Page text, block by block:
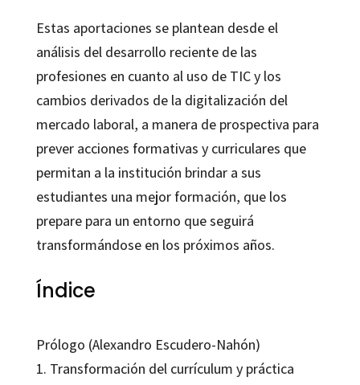
Estas aportaciones se plantean desde el
análisis del desarrollo reciente de las
profesiones en cuanto al uso de TIC y los
cambios derivados de la digitalización del
mercado laboral, a manera de prospectiva para
prever acciones formativas y curriculares que
permitan a la institución brindar a sus
estudiantes una mejor formación, que los
prepare para un entorno que seguirá
transformándose en los próximos años.
Índice
Prólogo (Alexandro Escudero-Nahón)
1. Transformación del currículum y práctica